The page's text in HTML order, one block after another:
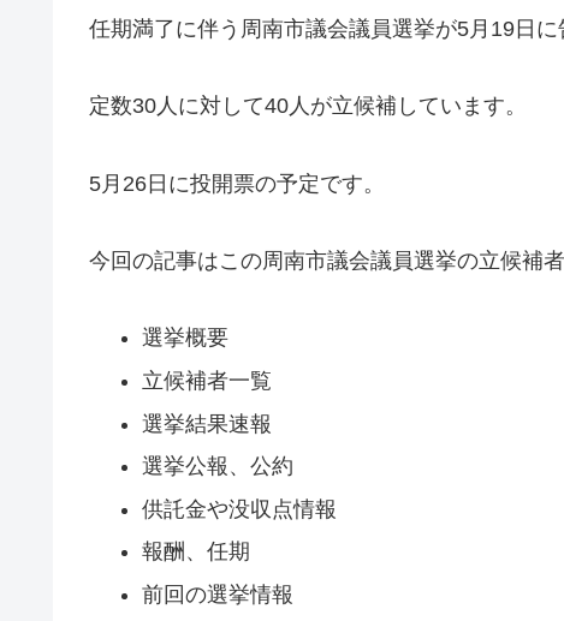
任期満了に伴う周南市議会議員選挙が5月19日に
定数30人に対して40人が立候補しています。
5月26日に投開票の予定です。
今回の記事はこの周南市議会議員選挙の立候補
選挙概要
立候補者一覧
選挙結果速報
選挙公報、公約
供託金や没収点情報
報酬、任期
前回の選挙情報